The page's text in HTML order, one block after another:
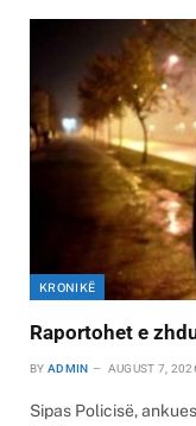
KRONIKË
Raportohet e
BY ADMIN AUGUST 7,
Sipas Policisë,